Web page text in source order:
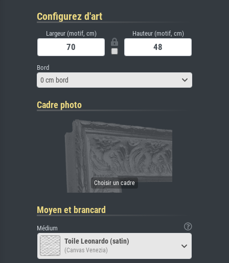
Configurez d'art
Largeur (motif, cm) Hauteur (motif, cm)
Bord
0 cm bord
Cadre photo
Moyen et brancard
Médium
Toile Leonardo (satin)
(Canvas Venezia)